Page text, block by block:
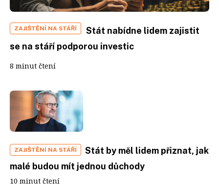
ZAJIŠTĚNÍ NA STÁŘÍ
Stát nabídne lidem zajistit
se na stáří podporou investic
8 minut čtení
ZAJIŠTĚNÍ NA STÁŘÍ
Stát by měl lidem přiznat, jak
malé budou mít jednou důchody
10 minut čtení